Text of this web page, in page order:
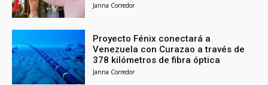
Janna Corredor
Proyecto Fénix conectará a
Venezuela con Curazao a través de
378 kilómetros de fibra óptica
Janna Corredor